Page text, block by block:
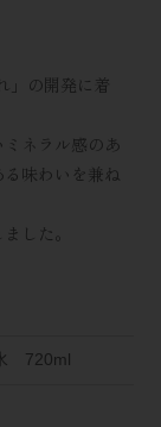
」の開発に着
ネラル感のあ
味わいを兼ね
した。
720ml